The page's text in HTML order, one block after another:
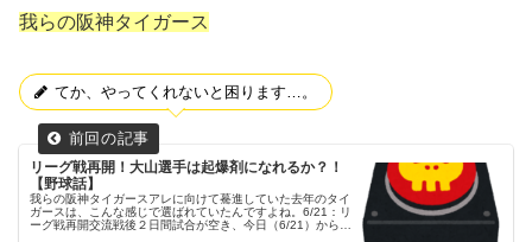
我らの阪神タイガース
てか、やってくれないと困ります…。
リーグ戦再開！大山選手は起爆剤になれるか？！
【野球話】
我らの阪神タイガースアレに向けて驀進していた去年のタイ
ガースは、こんな感じで選ばれていたんですよね。6/21：リ
ーグ戦再開交流戦後２日間試合が空き、今日（6/21）からリ